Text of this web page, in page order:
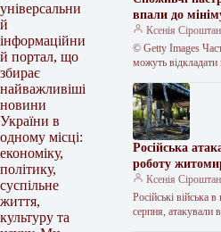
універсальни
й
інформаційни
й портал, що
збирає
найважливіші
новини
України в
одному місці:
економіку,
політику,
суспільне
життя,
культуру та
впали до
Ксенія Сіроштан
© Getty Images
можуть відкладати
досягли
Російська
роботу
“Кромберг
Ксенія Сіроштан
Російські війська
серпня, атакували